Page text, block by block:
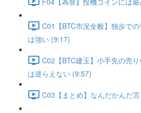
C01【BTC市況全般】独歩で
は強い (9:17)
C02【BTC建玉】小手先の売
は逆らえない (9:57)
C03【まとめ】なんだかんだ